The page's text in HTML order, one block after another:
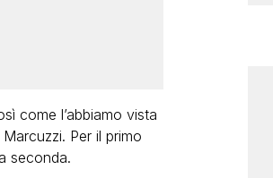
come l’abbiamo vista
Per il primo
seconda.